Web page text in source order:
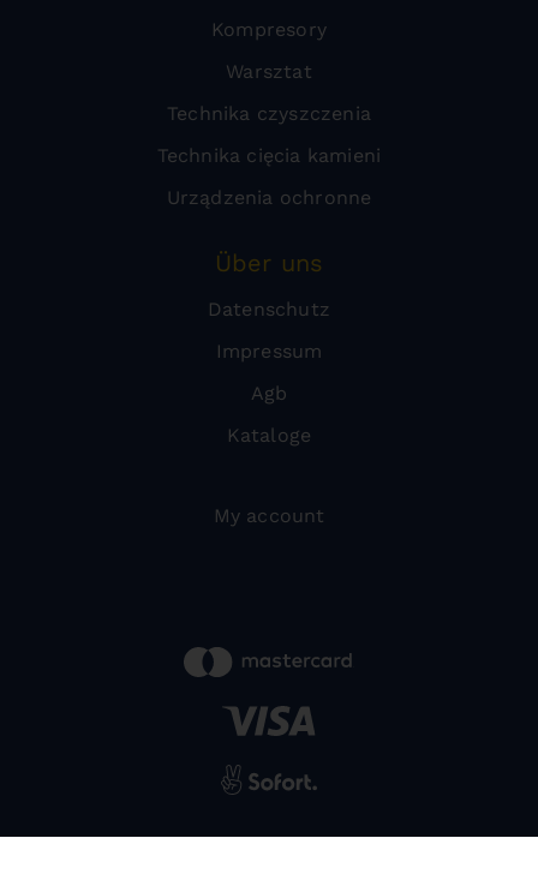
Kompresory
Warsztat
Technika czyszczenia
Technika cięcia kamieni
Urządzenia ochronne
Über uns
Datenschutz
Impressum
Agb
Kataloge
My account